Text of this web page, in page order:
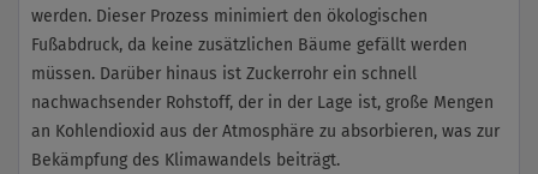
werden. Dieser Prozess minimiert den ökologischen
Fußabdruck, da keine zusätzlichen Bäume gefällt werden
müssen. Darüber hinaus ist Zuckerrohr ein schnell
nachwachsender Rohstoff, der in der Lage ist, große Mengen
an Kohlendioxid aus der Atmosphäre zu absorbieren, was zur
Bekämpfung des Klimawandels beiträgt.